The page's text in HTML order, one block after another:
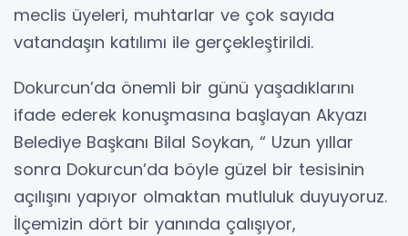
meclis üyeleri, muhtarlar ve çok sayıda
vatandaşın katılımı ile gerçekleştirildi.
Dokurcun’da önemli bir günü yaşadıklarını
ifade ederek konuşmasına başlayan Akyazı
Belediye Başkanı Bilal Soykan, “ Uzun yıllar
sonra Dokurcun’da böyle güzel bir tesisinin
açılışını yapıyor olmaktan mutluluk duyuyoruz.
İlçemizin dört bir yanında çalışıyor,